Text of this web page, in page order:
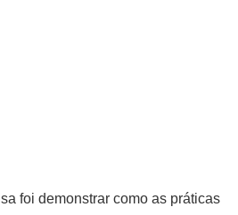
foi demonstrar como as práticas